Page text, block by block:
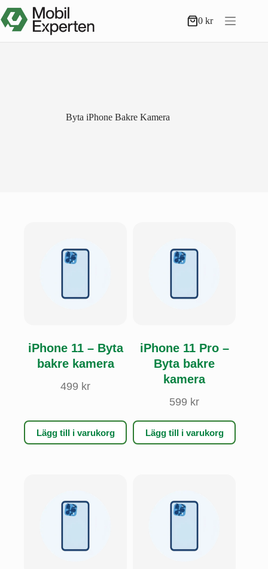
till
innehåll
Varukorg
0kr
Byta iPhone Bakre Kamera
iPhone 11 – Byta
bakre kamera
499 kr
Lägg till i varukorg
iPhone 11 Pro –
Byta bakre
kamera
599 kr
Lägg till i varukorg